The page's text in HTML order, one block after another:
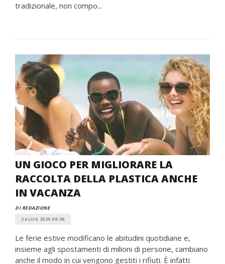
tradizionale, non compo...
UN GIOCO PER MIGLIORARE LA
RACCOLTA DELLA PLASTICA ANCHE
IN VACANZA
DI REDAZIONE
24 LUG 2026 09:30
Le ferie estive modificano le abitudini quotidiane e,
insieme agli spostamenti di milioni di persone, cambiano
anche il modo in cui vengono gestiti i rifiuti. È infatti